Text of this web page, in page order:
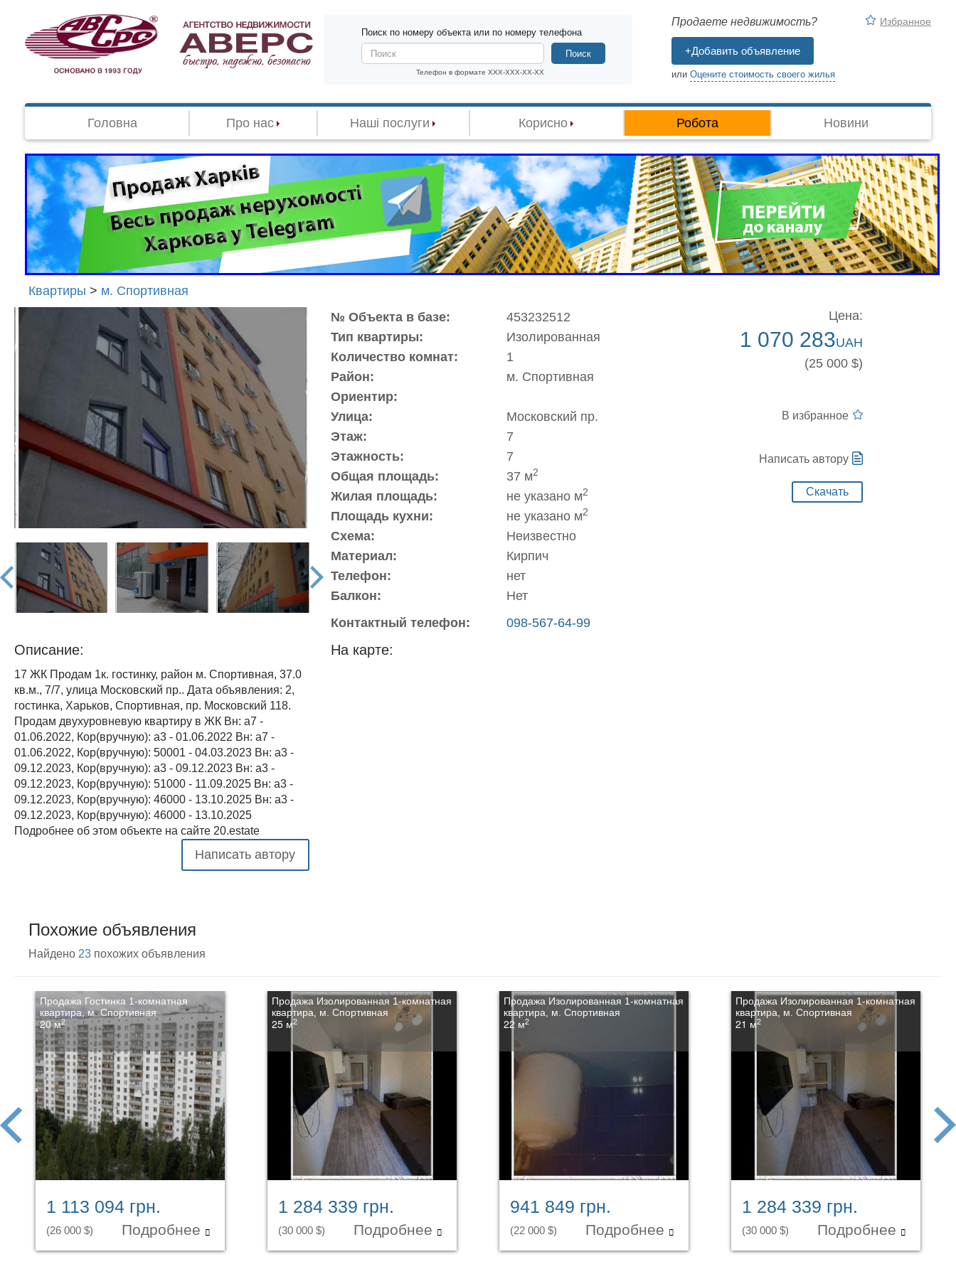
Поиск по номеру объекта или по номеру телефона
Телефон в формате XXX-XXX-XX-XX
Поиск
Продаете недвижимость?
+Добавить объявление
или Оцените стоимость своего жилья
Избранное
Головна Про нас Наші послуги Корисно Робота Новини
Квартиры > м. Спортивная
недвижимости
prev
next
№ Объекта в базе:
453232512
Тип квартиры:
Изолированная
Количество комнат:
1
Район:
м. Спортивная
Ориентир:
Улица:
Московский пр.
Этаж:
7
Этажность:
7
Общая площадь:
37 м2
Жилая площадь: не указано м2
Площадь кухни: не указано м2
Схема:
Неизвестно
Материал:
Кирпич
Телефон:
нет
Балкон:
Нет
Контактный телефон:
098-567-64-99
Цена:
1 070 283UAH
(25 000 $)
В избранное
Написать автору
Скачать
Описание:
17 ЖК Продам 1к. гостинку, район м. Спортивная, 37.0
кв.м., 7/7, улица Московский пр.. Дата объявления: 2,
гостинка, Харьков, Спортивная, пр. Московский 118.
Продам двухуровневую квартиру в ЖК Вн: a7 -
01.06.2022, Кор(вручную): a3 - 01.06.2022 Вн: a7 -
01.06.2022, Кор(вручную): 50001 - 04.03.2023 Вн: a3 -
09.12.2023, Кор(вручную): a3 - 09.12.2023 Вн: a3 -
09.12.2023, Кор(вручную): 51000 - 11.09.2025 Вн: a3 -
09.12.2023, Кор(вручную): 46000 - 13.10.2025 Вн: a3 -
09.12.2023, Кор(вручную): 46000 - 13.10.2025
Подробнее об этом объекте на сайте 20.estate
Написать автору
На карте:
Похожие объявления
Найдено 23 похожих объявления
Продажа Гостинка 1-комнатная
квартира, м. Спортивная
20 м2
1 113 094 грн.
(26 000 $) Подробнее
Продажа Изолированная 1-комнатная
квартира, м. Спортивная
25 м2
1 284 339 грн.
(30 000 $) Подробнее
Продажа Изолированная 1-комнатная
квартира, м. Спортивная
22 м2
941 849 грн.
(22 000 $) Подробнее
Продажа Изолированная 1-комнатная
квартира, м. Спортивная
21 м2
1 284 339 грн.
(30 000 $) Подробнее
prev
next